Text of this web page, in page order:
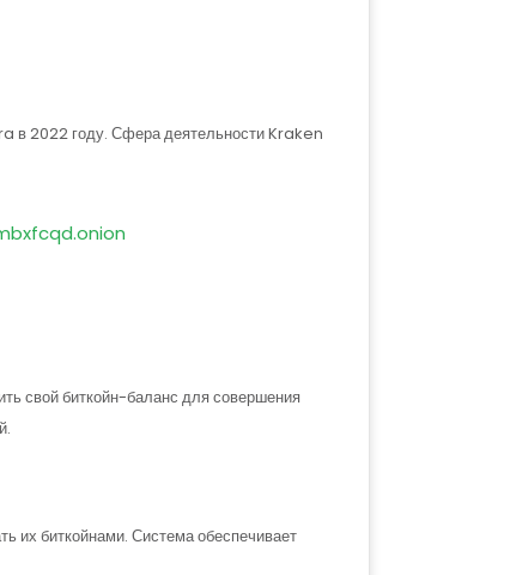
в 2022 году. Сфера деятельности Kraken
свой биткойн-баланс для совершения
их биткойнами. Система обеспечивает